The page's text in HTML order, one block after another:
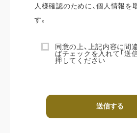
WEBカタログ
LINEでお問い合わせ
人様確認のために、個人情報を
す。
同意の上、上記内容に間
ばチェックを入れて「送
押してください